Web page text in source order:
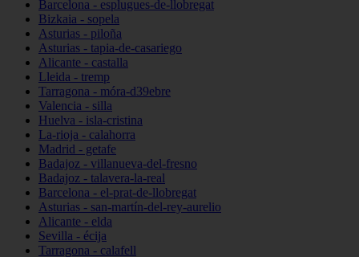
Barcelona - esplugues-de-llobregat
Bizkaia - sopela
Asturias - piloña
Asturias - tapia-de-casariego
Alicante - castalla
Lleida - tremp
Tarragona - móra-d39ebre
Valencia - silla
Huelva - isla-cristina
La-rioja - calahorra
Madrid - getafe
Badajoz - villanueva-del-fresno
Badajoz - talavera-la-real
Barcelona - el-prat-de-llobregat
Asturias - san-martín-del-rey-aurelio
Alicante - elda
Sevilla - écija
Tarragona - calafell